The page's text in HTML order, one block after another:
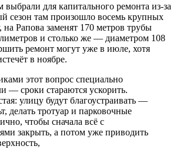
для капитального ремонта из-за
сезон там произошло восемь крупных
на Рапова заменят 170 метров трубы
и столько же — диаметром 108
ремонт могут уже в июле, хотя
в ноябре.
этот вопрос специально
— сроки стараются ускорить.
улицу будут благоустраивать —
делать тротуар и парковочные
чтобы сначала всё с
закрыть, а потом уже приводить